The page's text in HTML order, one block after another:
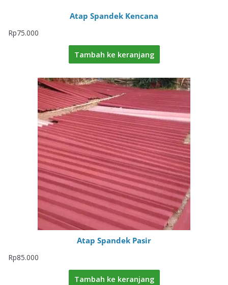
Atap Spandek Kencana
Rp75.000
Tambah ke keranjang
Atap Spandek Pasir
Rp85.000
Tambah ke keranjang